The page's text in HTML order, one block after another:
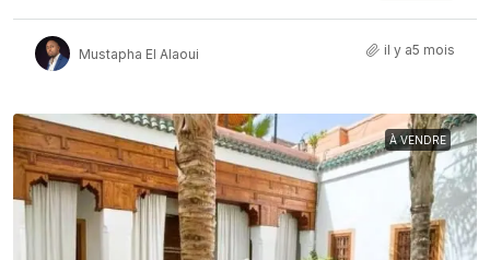
Mustapha El Alaoui il y a5 mois
À VENDRE